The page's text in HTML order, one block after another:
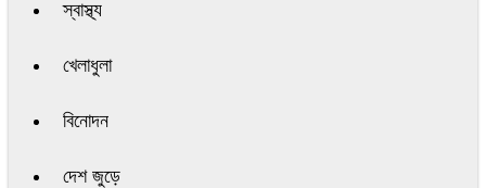
স্বাস্থ্য
খেলাধুলা
বিনোদন
দেশ জুড়ে